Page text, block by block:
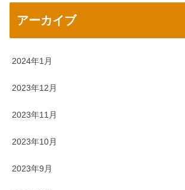
アーカイブ
2024年1月
2023年12月
2023年11月
2023年10月
2023年9月